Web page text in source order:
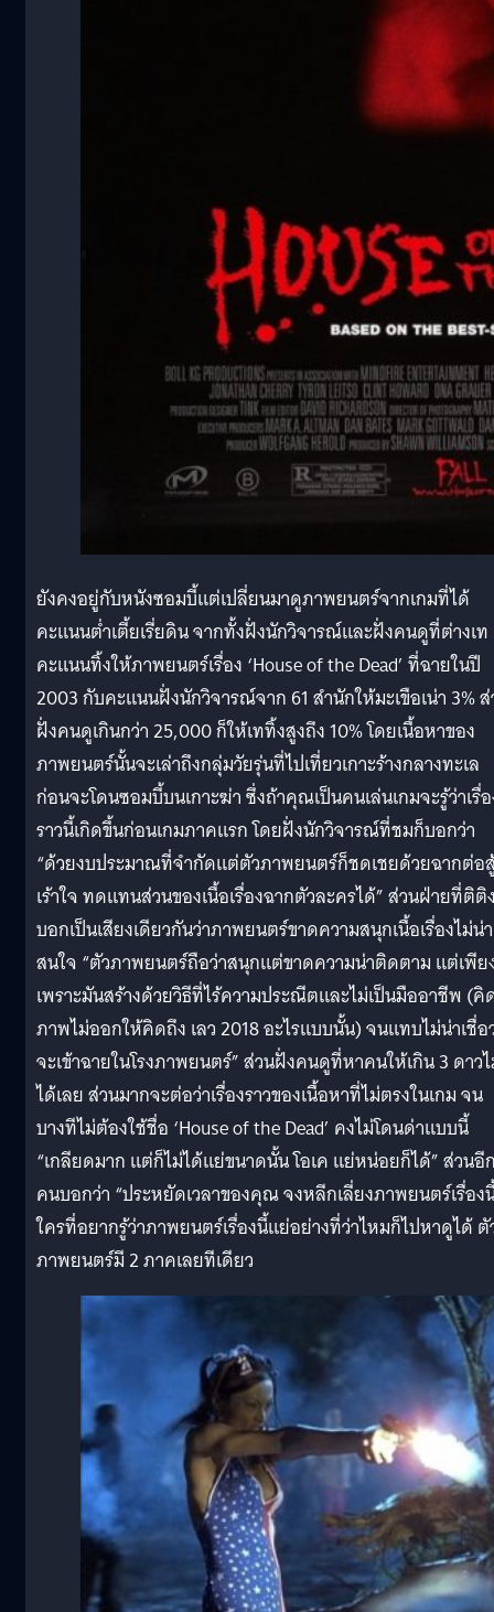
ยังคงอยู่กับหนังซอมบี้แต่เปลี่ยนมาดูภาพยนตร์จากเกมที่ได้
คะแนนต่ำเตี้ยเรี่ยดิน จากทั้งฝั่งนักวิจารณ์และฝั่งคนดูที่ต่างเท
คะแนนทิ้งให้ภาพยนตร์เรื่อง ‘House of the Dead’ ที่ฉายในปี
2003 กับคะแนนฝั่งนักวิจารณ์จาก 61 สำนักให้มะเขือเน่า 3%
ฝั่งคนดูเกินกว่า 25,000 ก็ให้เททิ้งสูงถึง 10% โดยเนื้อหาของ
ภาพยนตร์นั้นจะเล่าถึงกลุ่มวัยรุ่นที่ไปเที่ยวเกาะร้างกลางทะเล
ก่อนจะโดนซอมบี้บนเกาะฆ่า ซึ่งถ้าคุณเป็นคนเล่นเกมจะรู้ว่าเรื่
ราวนี้เกิดขึ้นก่อนเกมภาคแรก โดยฝั่งนักวิจารณ์ที่ชมก็บอกว่า
“ด้วยงบประมาณที่จำกัดแต่ตัวภาพยนตร์ก็ชดเชยด้วยฉากต่อ
เร้าใจ ทดแทนส่วนของเนื้อเรื่องฉากตัวละครได้” ส่วนฝ่ายที่ติติ
บอกเป็นเสียงเดียวกันว่าภาพยนตร์ขาดความสนุกเนื้อเรื่องไม่น่า
สนใจ “ตัวภาพยนตร์ถือว่าสนุกแต่ขาดความน่าติดตาม แต่เพีย
เพราะมันสร้างด้วยวิธีที่ไร้ความประณีตและไม่เป็นมืออาชีพ (คิ
ภาพไม่ออกให้คิดถึง เลว 2018 อะไรแบบนั้น) จนแทบไม่น่าเชื่อ
จะเข้าฉายในโรงภาพยนตร์” ส่วนฝั่งคนดูที่หาคนให้เกิน 3 ดาว
ได้เลย ส่วนมากจะต่อว่าเรื่องราวของเนื้อหาที่ไม่ตรงในเกม จน
บางทีไม่ต้องใช้ชื่อ ‘House of the Dead’ คงไม่โดนด่าแบบนี้
“เกลียดมาก แต่ก็ไม่ได้แย่ขนาดนั้น โอเค แย่หน่อยก็ได้” ส่วนอี
คนบอกว่า “ประหยัดเวลาของคุณ จงหลีกเลี่ยงภาพยนตร์เรื่อง
ใครที่อยากรู้ว่าภาพยนตร์เรื่องนี้แย่อย่างที่ว่าไหมก็ไปหาดูได้ ตั
ภาพยนตร์มี 2 ภาคเลยทีเดียว